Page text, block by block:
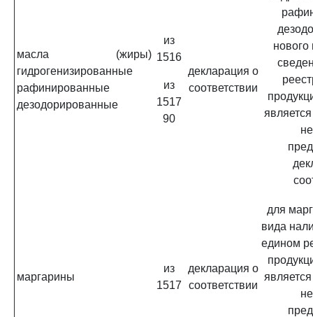
масла (жиры)
гидрогенизированные
рафинированные
дезодорированные
из
1516
из
1517
90
декларация о
соответствии
нового
маргарины
из
1517
декларация о
соответствии
для
вида
едином